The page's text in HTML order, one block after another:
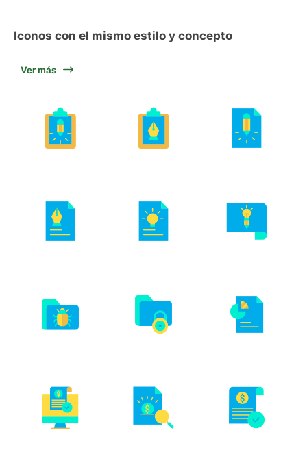
Iconos con el mismo estilo y concepto
Ver más